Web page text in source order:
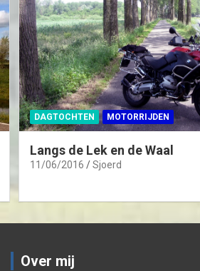
DAGTOCHTEN MOTORRIJDEN
Langs de Lek en de Waal
11/06/2016 Sjoerd
Over mij